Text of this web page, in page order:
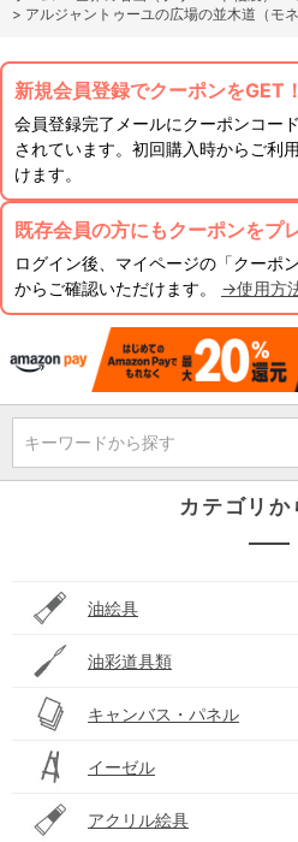
> アルジャントゥーユの広場の並木道（モ
新規会員登録でクーポンをGET！
会員登録完了メールにクーポンコー
されています。初回購入時からご利
けます。
既存会員の方にもクーポンをプ
ログイン後、マイページの「クーポン
からご確認いただけます。 →使用方
キーワードから探す
カテゴリか
油絵具
油彩道具類
キャンバス・パネル
イーゼル
アクリル絵具